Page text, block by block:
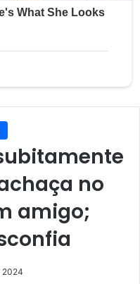
no
amigo;
2024